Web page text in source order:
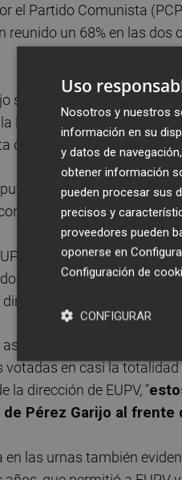
el Partido Comunista
reunido un 68% en las
se ha impuesto a la actual c
Presidència de la
de Llorente.
autonómicaE
un 68,5% frente al 31,5%
consideran que con
en 5 puntos respecto
candidaturas lideradas
votadas en casi la
la dirección de EUPV, "
Pérez Garijo al frente
en las urnas también
Uso
Nosotros y nuestros
información en su
y datos de
obtener información
pueden procesar sus
precisos y
proveedores pueden
oponerse en
Configuración de
CONFIGURAR